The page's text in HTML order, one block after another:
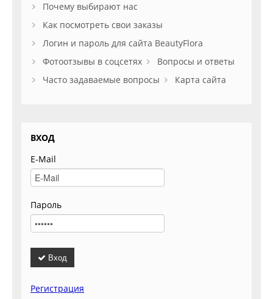
Почему выбирают нас
Как посмотреть свои заказы
Логин и пароль для сайта BeautyFlora
Фотоотзывы в соцсетях
Вопросы и ответы
Часто задаваемые вопросы
Карта сайта
ВХОД
E-Mail
Пароль
Вход
Регистрация